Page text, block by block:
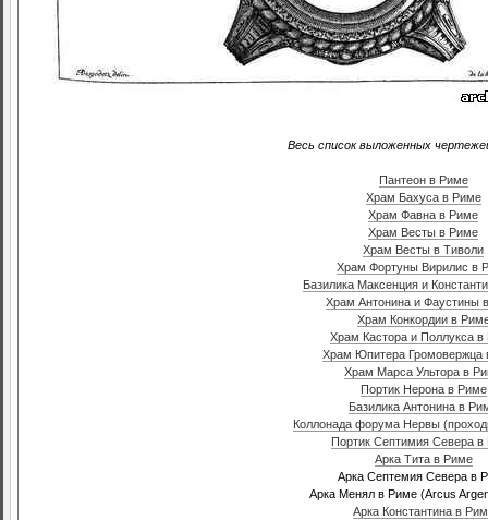
Весь список выложенных
Пантеон в Риме
Храм Бахуса в Риме
Храм Фавна в Риме
Храм Весты в Риме
Храм Весты в Тиволи
Храм Фортуны Вирилис в
Базилика Максенция и
Храм Антонина и Фаустины
Храм Конкордии в
Храм Кастора и Поллукса
Храм Юпитера Громовержца
Храм Марса Ультора в
Портик Нерона в Риме
Базилика Антонина в
Коллонада форума Нервы
Портик Септимия Севера в
Арка Тита в Риме
Арка Септемия Севера в
Арка Менял в Риме (Arcus
Арка Константина в